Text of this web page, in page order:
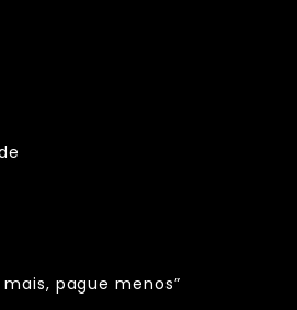
pague menos”